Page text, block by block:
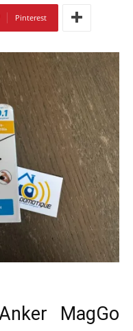
Pinterest
MagGo